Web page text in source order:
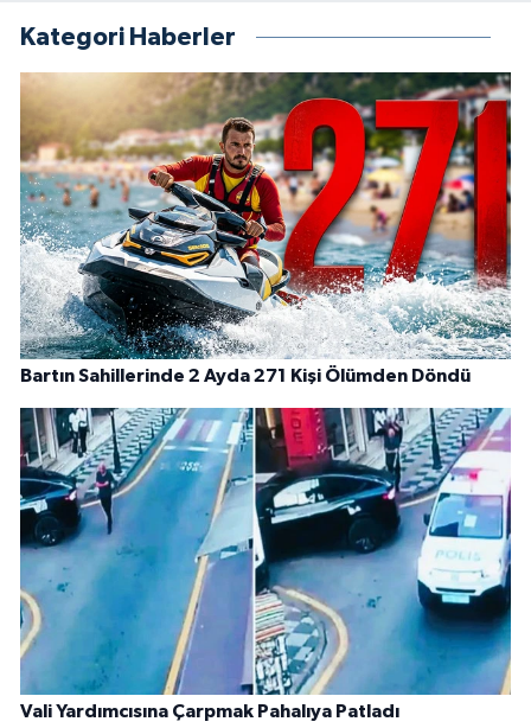
Kategori Haberler
Bartın Sahillerinde 2 Ayda 271 Kişi Ölümden Döndü
Vali Yardımcısına Çarpmak Pahalıya Patladı